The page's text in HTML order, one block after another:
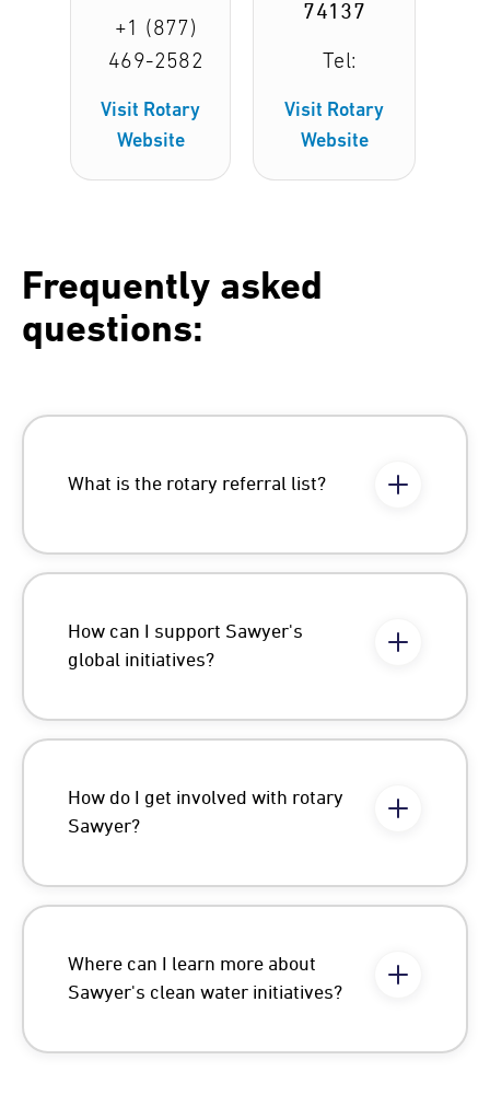
+1 (877)
469-2582
Visit Rotary
Website
74137
Tel:
Visit Rotary
Website
Frequently asked
questions:
What is the rotary referral list?
How can I support Sawyer's
global initiatives?
How do I get involved with rotary
Sawyer?
Where can I learn more about
Sawyer's clean water initiatives?